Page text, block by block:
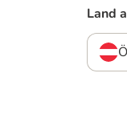
Land